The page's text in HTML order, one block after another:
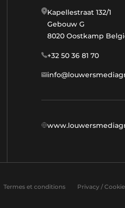
Kapellestraat 132/1
Gebouw G
8020 Oostkamp
+32 50 36 81 70
Termes et conditions Privacy /